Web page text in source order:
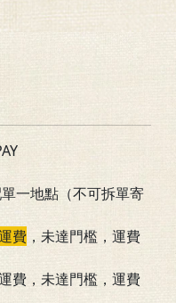
一地點（不可拆單寄
費 ， 未達門檻 ，運費
費，未達門檻，運費